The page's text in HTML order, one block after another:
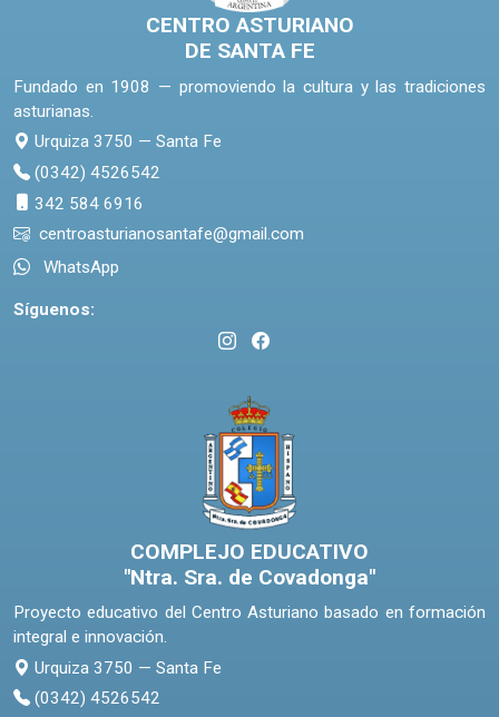
CENTRO ASTURIANO
DE SANTA FE
Fundado en 1908 — promoviendo la cultura y las tradiciones
asturianas.
Urquiza 3750 — Santa Fe
(0342) 4526542
342 584 6916
centroasturianosantafe@gmail.com
WhatsApp
Síguenos:
COMPLEJO EDUCATIVO
"Ntra. Sra. de Covadonga"
Proyecto educativo del Centro Asturiano basado en formación
integral e innovación.
Urquiza 3750 — Santa Fe
(0342) 4526542